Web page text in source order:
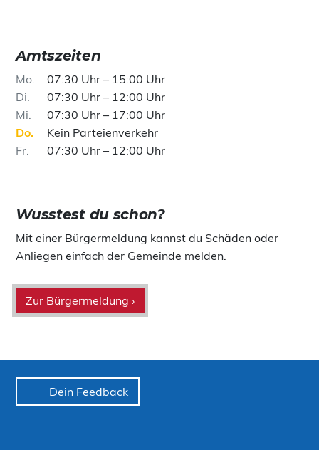
Amtszeiten
Mo
07:30 Uhr – 15:00 Uhr
Di
07:30 Uhr – 12:00 Uhr
Mi
07:30 Uhr – 17:00 Uhr
Do
Kein Parteienverkehr
Fr
07:30 Uhr – 12:00 Uhr
Wusstest du schon?
Mit einer Bürgermeldung kannst du Schäden oder
Anliegen einfach der Gemeinde melden.
Zur Bürgermeldung ›
Dein Feedback